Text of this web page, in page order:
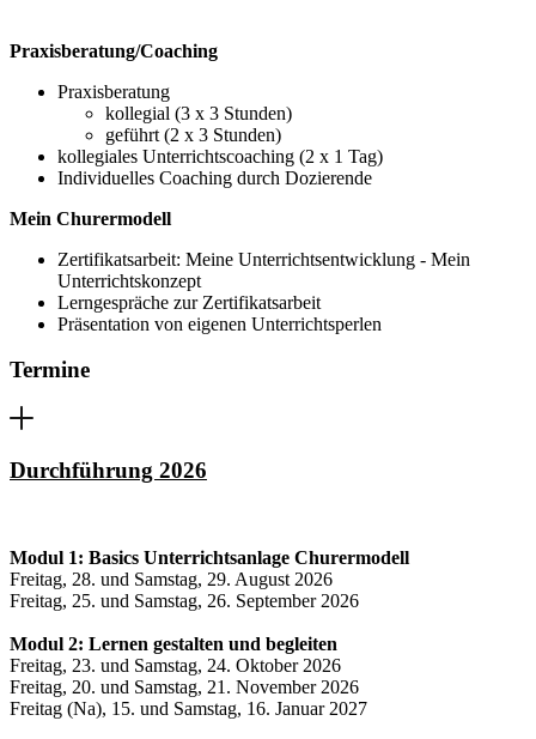
Praxisberatung/Coaching
Praxisberatung
kollegial (3 x 3 Stunden)
geführt (2 x 3 Stunden)
kollegiales Unterrichtscoaching (2 x 1 Tag)
Individuelles Coaching durch Dozierende
Mein Churermodell
Zertifikatsarbeit: Meine Unterrichtsentwicklung - Mein
Unterrichtskonzept
Lerngespräche zur Zertifikatsarbeit
Präsentation von eigenen Unterrichtsperlen
Termine
Durchführung 2026
Modul 1: Basics Unterrichtsanlage Churermodell
Freitag, 28. und Samstag, 29. August 2026
Freitag, 25. und Samstag, 26. September 2026
Modul 2: Lernen gestalten und begleiten
Freitag, 23. und Samstag, 24. Oktober 2026
Freitag, 20. und Samstag, 21. November 2026
Freitag (Na), 15. und Samstag, 16. Januar 2027